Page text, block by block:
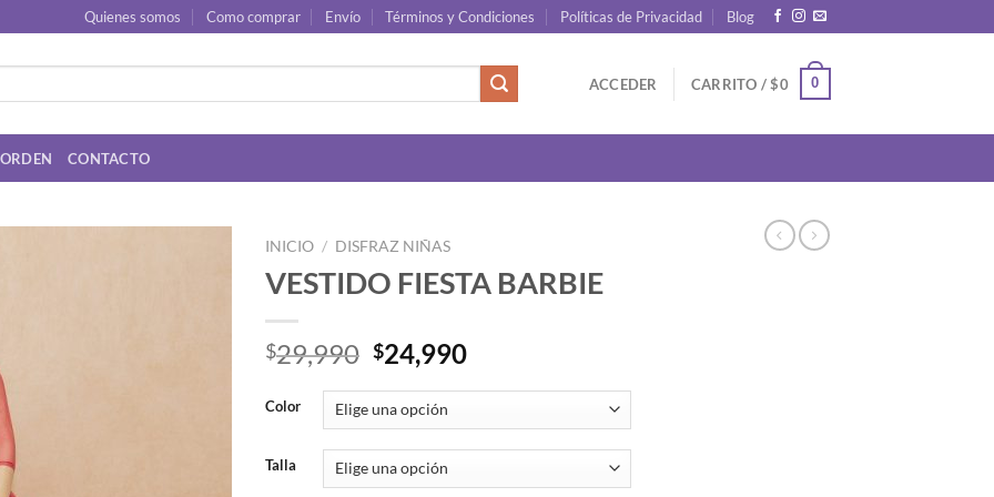
Quienes somos Como comprar Envío Términos y Condiciones Políticas de Privacidad Blog
ACCEDER CARRITO /$0 0
CONTACTO
INICIO / DISFRAZ NIÑAS
VESTIDO FIESTA BARBIE
$29,990 El
precio
original
era:
$29,990.
$24,990El
es:
$24,990.
Color
Talla